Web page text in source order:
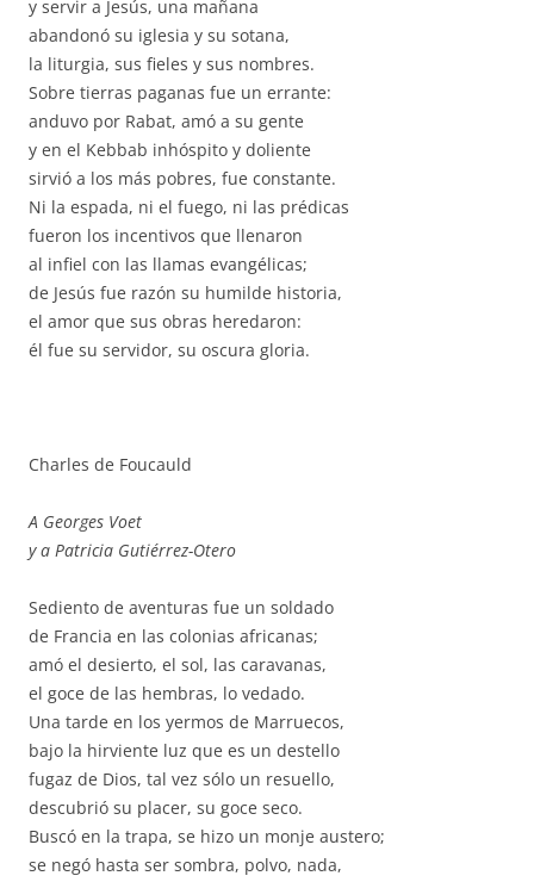
y servir a Jesús, una mañana
abandonó su iglesia y su sotana,
la liturgia, sus fieles y sus nombres.
Sobre tierras paganas fue un errante:
anduvo por Rabat, amó a su gente
y en el Kebbab inhóspito y doliente
sirvió a los más pobres, fue constante.
Ni la espada, ni el fuego, ni las prédicas
fueron los incentivos que llenaron
al infiel con las llamas evangélicas;
de Jesús fue razón su humilde historia,
el amor que sus obras heredaron:
él fue su servidor, su oscura gloria.
Charles de Foucauld
A Georges Voet
y a Patricia Gutiérrez-Otero
Sediento de aventuras fue un soldado
de Francia en las colonias africanas;
amó el desierto, el sol, las caravanas,
el goce de las hembras, lo vedado.
Una tarde en los yermos de Marruecos,
bajo la hirviente luz que es un destello
fugaz de Dios, tal vez sólo un resuello,
descubrió su placer, su goce seco.
Buscó en la trapa, se hizo un monje austero;
se negó hasta ser sombra, polvo, nada,